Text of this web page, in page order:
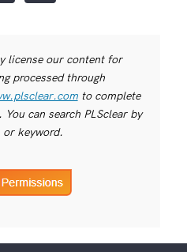
license our content for
processed through
to complete
can search PLSclear by
keyword.